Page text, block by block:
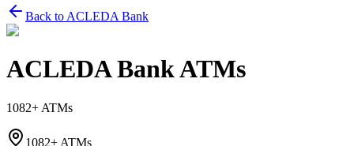
Back to ACLEDA Bank
ACLEDA Bank ATMs
1082+ ATMs
1082+ ATMs